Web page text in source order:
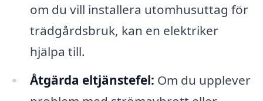
om du vill installera utomhusuttag för
trädgårdsbruk, kan en elektriker
hjälpa till.
Åtgärda eltjänstefel: Om du upplever